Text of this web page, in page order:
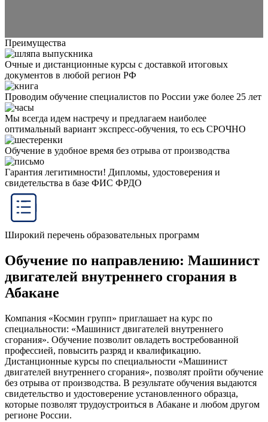
Преимущества
Очные и дистанционные курсы с доставкой итоговых
документов в любой регион РФ
Проводим обучение специалистов по России уже более 25 лет
Мы всегда идем настречу и предлагаем наиболее
оптимальный вариант экспресс-обучения, то есь СРОЧНО
Обучение в удобное время без отрыва от производства
Гарантия легитимности! Дипломы, удостоверения и
свидетельства в базе ФИС ФРДО
Широкий перечень образовательных программ
Обучение по направлению: Машинист
двигателей внутреннего сгорания в
Абакане
Компания «Космин групп» приглашает на курс по
специальности: «Машинист двигателей внутреннего
сгорания». Обучение позволит овладеть востребованной
профессией, повысить разряд и квалификацию.
Дистанционные курсы по специальности «Машинист
двигателей внутреннего сгорания», позволят пройти обучение
без отрыва от производства. В результате обучения выдаются
свидетельство и удостоверение установленного образца,
которые позволят трудоустроиться в Абакане и любом другом
регионе России.